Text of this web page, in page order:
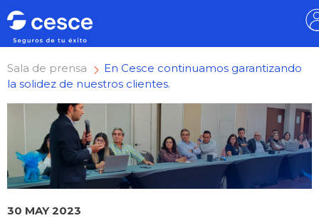
Sala de prensa
En Cesce continuamos garantizando
la solidez de nuestros clientes.
30 MAY 2023